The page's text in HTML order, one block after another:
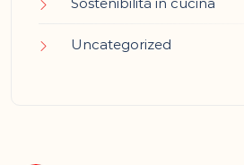
Uncategorized